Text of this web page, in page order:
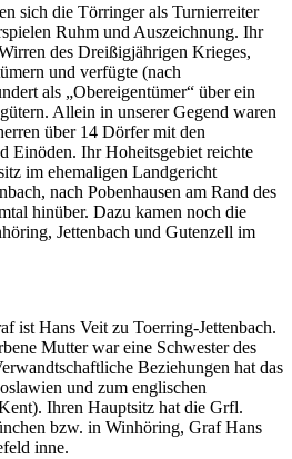
sich die Törringer als Turnierreiter
Ruhm und Auszeichnung. Ihr
des Dreißigjährigen Krieges,
und verfügte (nach
als „Obereigentümer“ über ein
Allein in unserer Gegend waren
über 14 Dörfer mit den
Einöden. Ihr Hoheitsgebiet reichte
im ehemaligen Landgericht
nach Pobenhausen am Rand des
hinüber. Dazu kamen noch die
Jettenbach und Gutenzell im
ist Hans Veit zu Toerring-Jettenbach.
Mutter war eine Schwester des
Beziehungen hat das
und zum englischen
Ihren Hauptsitz hat die Grfl.
bzw. in Winhöring, Graf Hans
inne.